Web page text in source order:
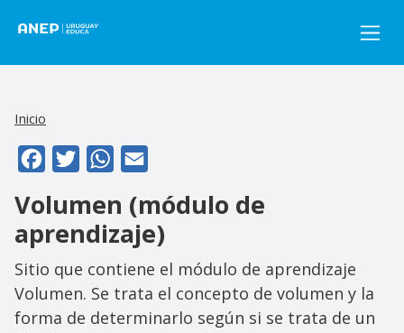
Inicio
FacebookTwitterWhatsApp
Volumen (módulo de
aprendizaje)
Sitio que contiene el módulo de aprendizaje
Volumen. Se trata el concepto de volumen y la
forma de determinarlo según si se trata de un